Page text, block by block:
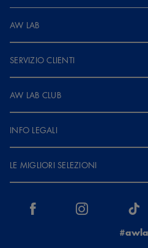
AW LAB
SERVIZIO CLIENTI
AW LAB CLUB
INFO LEGALI
LE MIGLIORI SELEZIONI